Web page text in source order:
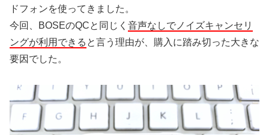
ドフォンを使ってきました。
今回、BOSEのQCと同じく 音声なしでノイズキャンセリ
ングが利用できる と言う理由が、購入に踏み切った大きな
要因でした。